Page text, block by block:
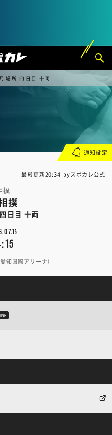
場所 四日目 十両
最終更新20:34 byスポカレ公式
撲
撲
日目 十両
知国際アリーナ）
通知設定
LIVE